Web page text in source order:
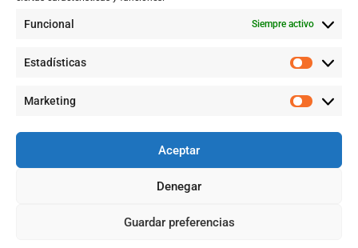
Funcional Siempre activo
Estadísticas
Marketing
Aceptar
Denegar
Guardar preferencias
KR 121D # 128 - 24 Suba
©2026 QUALITYQUIM, TODOS LOS DERECHOS RESERVADOS